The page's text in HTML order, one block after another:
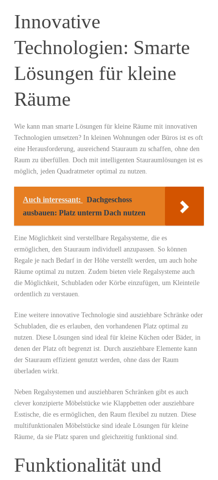
Innovative
Technologien: Smarte
Lösungen⁣ für kleine
Räume
Wie kann man smarte Lösungen für kleine Räume⁤ mit innovativen
Technologien umsetzen? In ⁢kleinen Wohnungen oder Büros ist es oft
eine Herausforderung, ausreichend Stauraum zu schaffen, ohne den
Raum zu überfüllen. Doch mit⁢ intelligenten Stauraumlösungen ist es
‌möglich, jeden Quadratmeter optimal zu nutzen.
Auch interessant:
Dachgeschoss
ausbauen: Platz unterm Dach nutzen
Eine Möglichkeit​ sind verstellbare Regalsysteme, die es
ermöglichen, den Stauraum individuell⁢ anzupassen. ⁤So⁤ können
Regale je nach Bedarf in der​ Höhe‍ verstellt werden, ‌um auch hohe‌
Räume optimal ‍zu nutzen. Zudem bieten viele⁣ Regalsysteme auch
⁢die​ Möglichkeit, Schubladen oder Körbe einzufügen, um Kleinteile
ordentlich zu verstauen.
Eine weitere innovative Technologie ⁣sind ausziehbare Schränke oder
Schubladen, die es erlauben, den vorhandenen Platz optimal zu
nutzen. Diese Lösungen sind ideal ​für kleine Küchen oder ⁣Bäder, in⁤
denen ⁤der Platz ‌oft begrenzt ist. Durch ausziehbare Elemente kann
der Stauraum effizient genutzt werden, ohne dass der Raum
überladen‍ wirkt.
Neben Regalsystemen und ausziehbaren Schränken gibt es auch
clever konzipierte Möbelstücke wie Klappbetten oder ausziehbare
Esstische, die es ermöglichen, den Raum flexibel zu nutzen. Diese
multifunktionalen Möbelstücke sind ideale Lösungen für kleine
Räume, da sie Platz sparen und gleichzeitig funktional ⁢sind.
Funktionalität und